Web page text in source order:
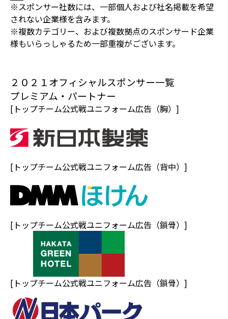
※スポンサー社数には、一部個人および社名掲載を希望
されない企業様を含みます。
※複数カテゴリー、および複数拠点のスポンサード企業
様もいらっしゃるため一部重複がございます。
２０２１オフィシャルスポンサー一覧
プレミアム・パートナー
[トップチーム公式戦ユニフォーム広告（胸）]
[トップチーム公式戦ユニフォーム広告（背中）]
[トップチーム公式戦ユニフォーム広告（鎖骨）]
[トップチーム公式戦ユニフォーム広告（鎖骨）]